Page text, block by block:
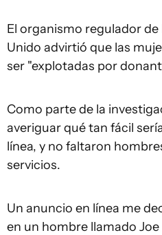
El organismo regulador de
Unido advirtió que las
ser "explotadas por
Como parte de la
averiguar qué tan fácil
línea, y no faltaron
servicios.
Un anuncio en línea me
en un hombre llamado